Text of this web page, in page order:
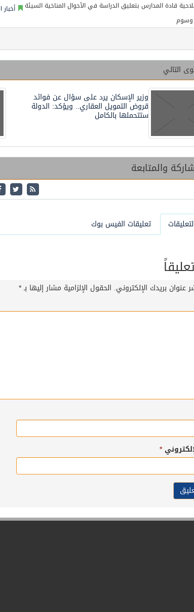
أخبار
وسوم
التالي
وزير الإسكان يرد على سؤال عن فوائد
قروض التمويل العقاري.. ويؤكد: الدولة
ستتحملها بالكامل
والمتابعة
تعليقات الفيس بوك
عنوان بريدك الإلكتروني. الحقول الإلزامية مشار إليها بـ*
*